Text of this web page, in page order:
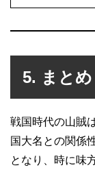
5. まとめ
戦国時代の山賊
国大名との関係
となり、時に味